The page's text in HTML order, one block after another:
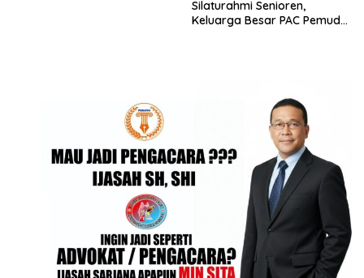
Silaturahmi Senioren,
Keluarga Besar PAC Pemuda